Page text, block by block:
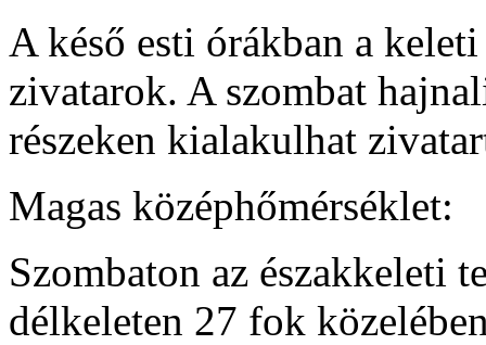
A késő esti órákban a
zivatarok. A szombat
részeken kialakulhat
Magas középhőmérséklet:
Szombaton az északkeleti
délkeleten 27 fok